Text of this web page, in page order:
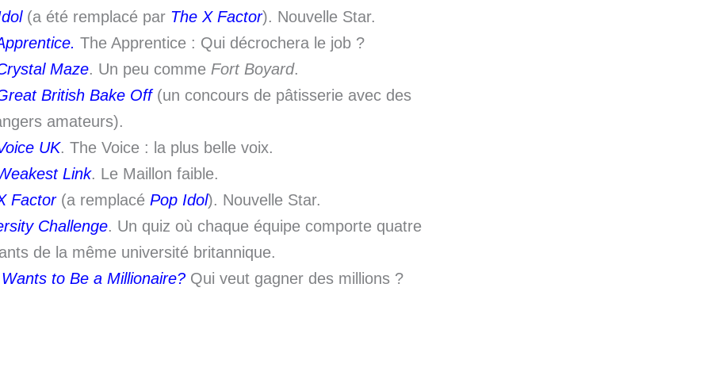
(a été remplacé par The X Factor). Nouvelle Star.
The Apprentice : Qui décrochera le job ?
Maze. Un peu comme Fort Boyard.
British Bake Off(un concours de pâtisserie avec des
amateurs).
UK. The Voice : la plus belle voix.
Link. Le Maillon faible.
Factor(a remplacé Pop Idol). Nouvelle Star.
Challenge. Un quiz où chaque équipe comporte quatre
de la même université britannique.
to Be a Millionaire? Qui veut gagner des millions ?